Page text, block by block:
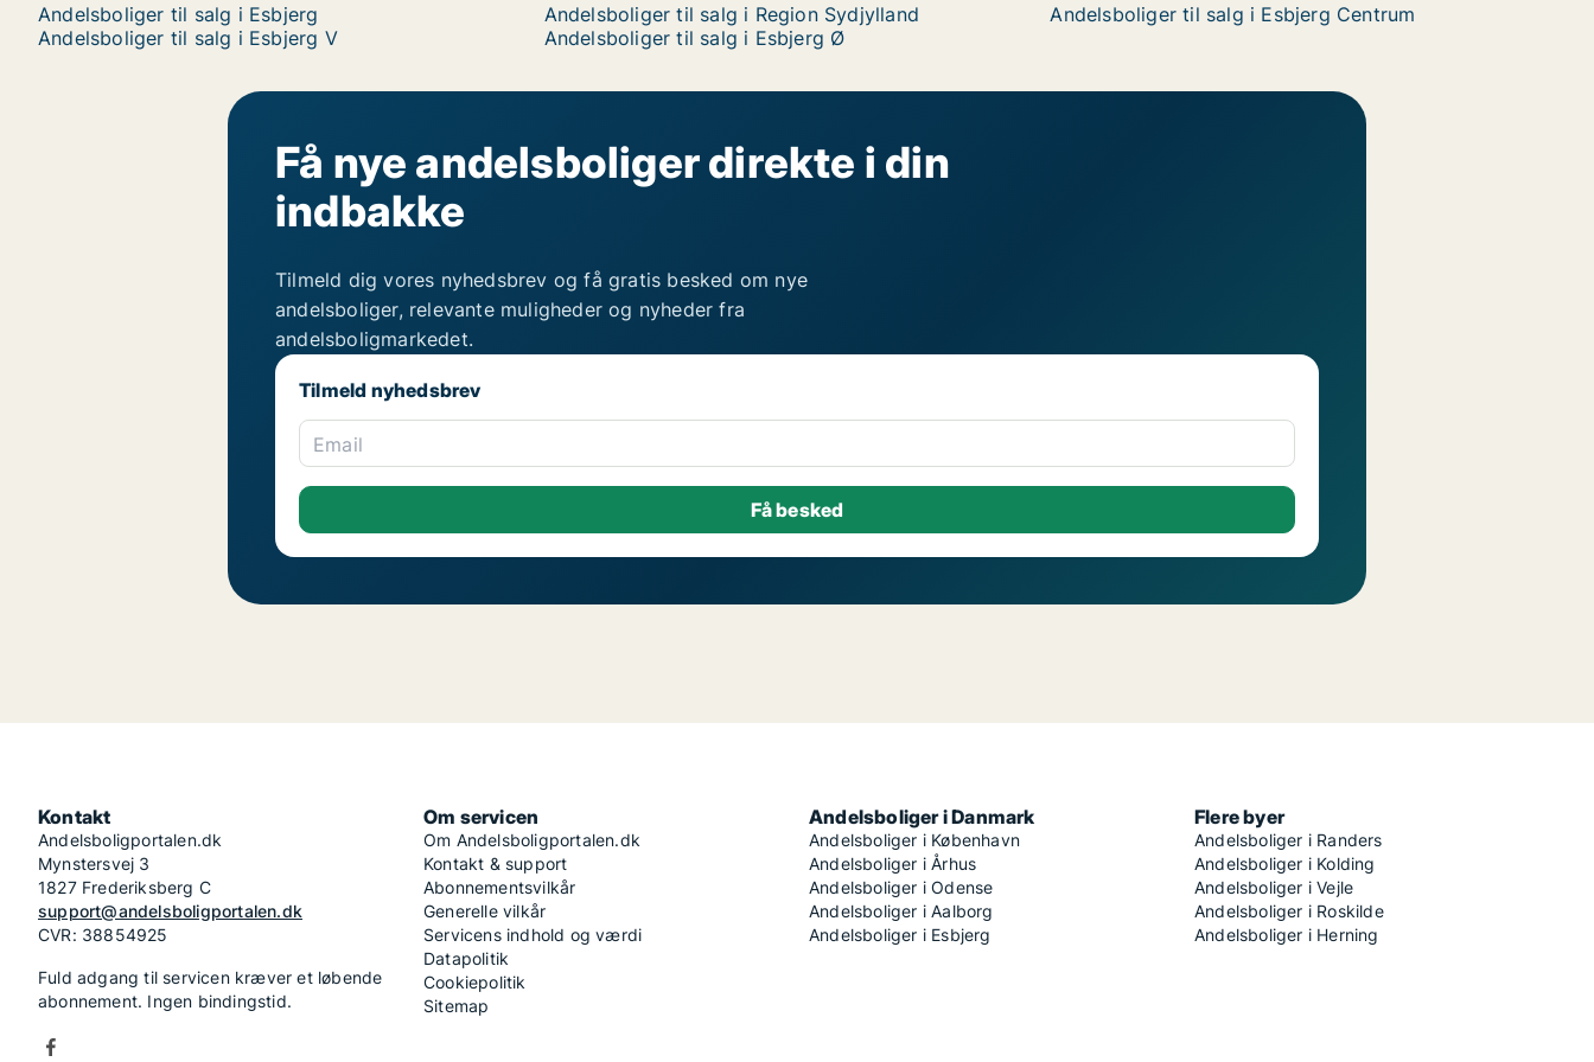
Andelsboliger til salg i Esbjerg
Andelsboliger til salg i Region Sydjylland
Andelsboliger til salg i Esbjerg Centrum
Andelsboliger til salg i Esbjerg V
Andelsboliger til salg i Esbjerg Ø
Få nye andelsboliger direkte i din
indbakke
Tilmeld dig vores nyhedsbrev og få gratis besked om nye
andelsboliger, relevante muligheder og nyheder fra
andelsboligmarkedet.
Tilmeld nyhedsbrev
Email
Kontakt
Andelsboligportalen.dk
Mynstersvej 3
1827 Frederiksberg C
support@andelsboligportalen.dk
CVR: 38854925
Fuld adgang til servicen kræver et løbende
abonnement. Ingen bindingstid.
Om servicen
Om Andelsboligportalen.dk
Kontakt & support
Abonnementsvilkår
Generelle vilkår
Servicens indhold og værdi
Datapolitik
Cookiepolitik
Sitemap
Andelsboliger i Danmark
Andelsboliger i København
Andelsboliger i Århus
Andelsboliger i Odense
Andelsboliger i Aalborg
Andelsboliger i Esbjerg
Flere byer
Andelsboliger i Randers
Andelsboliger i Kolding
Andelsboliger i Vejle
Andelsboliger i Roskilde
Andelsboliger i Herning